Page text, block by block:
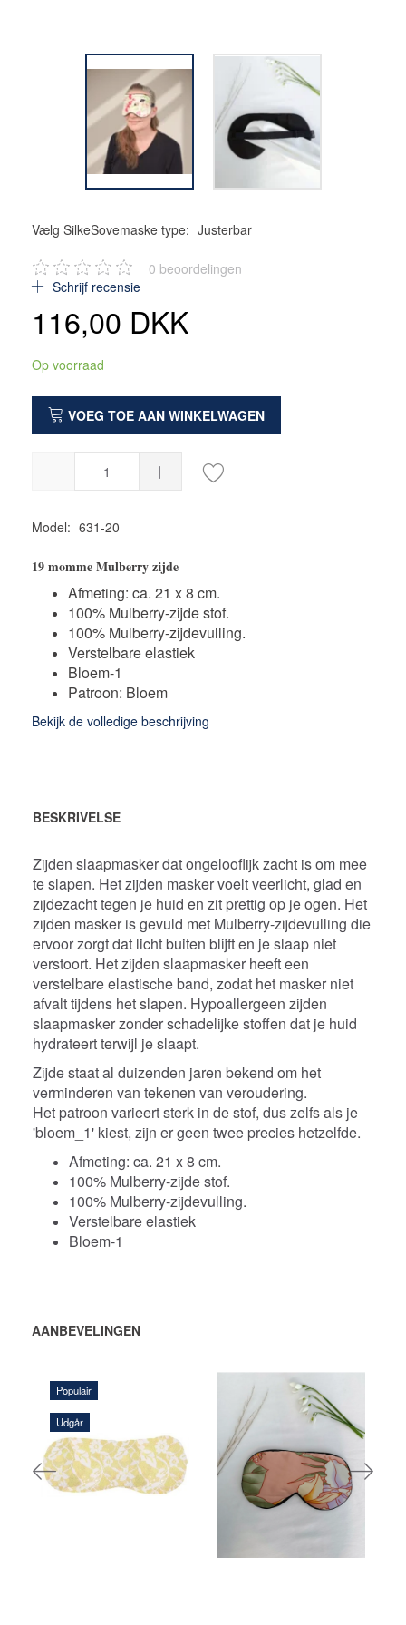
Vælg SilkeSovemaske type: Justerbar
0 beoordelingen
Schrijf recensie
116,00 DKK
Op voorraad
VOEG TOE AAN WINKELWAGEN
Model: 631-20
19 momme Mulberry zijde
Afmeting: ca. 21 x 8 cm.
100% Mulberry-zijde stof.
100% Mulberry-zijdevulling.
Verstelbare elastiek
Bloem-1
Patroon: Bloem
Bekijk de volledige beschrijving
BESKRIVELSE
Zijden slaapmasker dat ongelooflijk zacht is om mee
te slapen. Het zijden masker voelt veerlicht, glad en
zijdezacht tegen je huid en zit prettig op je ogen. Het
zijden masker is gevuld met Mulberry-zijdevulling die
ervoor zorgt dat licht buiten blijft en je slaap niet
verstoort. Het zijden slaapmasker heeft een
verstelbare elastische band, zodat het masker niet
afvalt tijdens het slapen. Hypoallergeen zijden
slaapmasker zonder schadelijke stoffen dat je huid
hydrateert terwijl je slaapt.
Zijde staat al duizenden jaren bekend om het
verminderen van tekenen van veroudering.
Het patroon varieert sterk in de stof, dus zelfs als je
'bloem_1' kiest, zijn er geen twee precies hetzelfde.
Afmeting: ca. 21 x 8 cm.
100% Mulberry-zijde stof.
100% Mulberry-zijdevulling.
Verstelbare elastiek
Bloem-1
AANBEVELINGEN
Populair
Udgår
108,00 DKK
VOEG TOE
AAN